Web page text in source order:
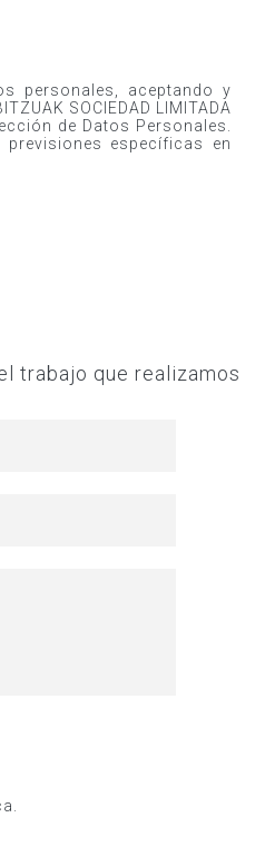
personales, aceptando y
SOCIEDAD LIMITADA
de Datos Personales.
específicas en
trabajo que realizamos